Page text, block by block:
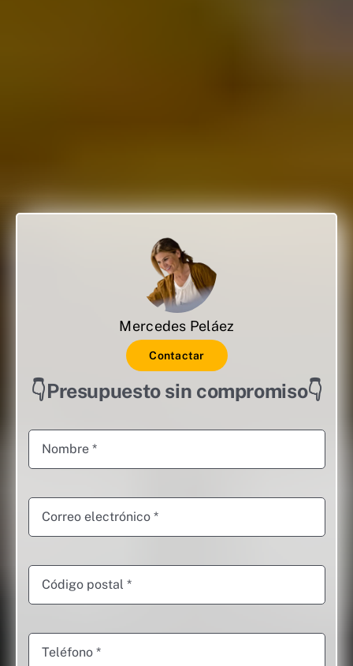
Mercedes Peláez
Contactar
👇Presupuesto sin compromiso👇